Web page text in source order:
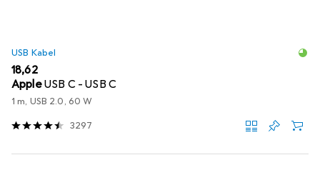
USB Kabel
EUR
18,62
AppleUSB C - USB C
1 m, USB 2.0, 60 W
3297